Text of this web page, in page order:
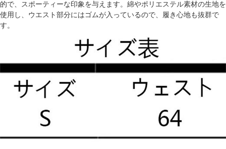
的で、スポーティーな印象を与えます。綿やポリエステル素材の生地を
使用し、ウエスト部分にはゴムが入っているので、履き心地も抜群で
す。